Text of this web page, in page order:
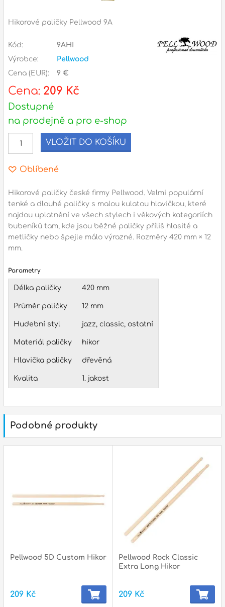
Ostatní
Naše prodejna
Adresa
Praha 3 - 130 00 (
gsm.: +420 777 888 408
gsm.: +420 777 888 088
tel.: +420 222 782 732
prodejna@bici.cz
Otevírací doba
sobota :ZAVŘENO
neděle : ZAVŘENO
státní svátky :ZAVŘENO
Hikorové paličky Pellwood 9A
Kód:
9AHI
Výrobce:
Pellwood
Cena (EUR):
9 €
Cena: 209 Kč
Dostupné
na prodejně a pro e-shop
VLOŽIT DO KOŠÍKU
Oblíbené
Hikorové paličky české firmy Pellwood. Velmi populární
tenké a dlouhé paličky s malou kulatou hlavičkou, které
najdou uplatnění ve všech stylech i věkových kategoriích
bubeníků tam, kde jsou běžné paličky příliš hlasité a
metličky nebo špejle málo výrazné. Rozměry 420 mm × 12
mm.
Parametry
Délka paličky 420 mm
Průměr paličky 12 mm
Hudební styl jazz, classic, ostatní
Materiál paličky hikor
Hlavička paličky dřevěná
Kvalita 1. jakost
Podobné produkty
Pellwood 5D Custom Hikor
209 Kč
Pellwood Rock Classic
Extra Long Hikor
209 Kč